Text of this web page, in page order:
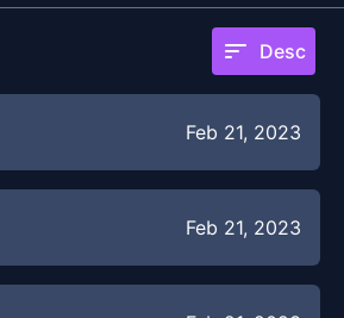
sort Desc
Feb 21, 2023
Feb 21, 2023